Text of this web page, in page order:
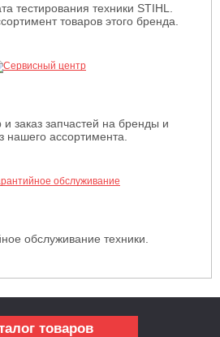
тестирования техники STIHL.
товаров этого бренда.
заказ запчастей на бренды и
нашего ассортимента.
обслуживание техники.
товаров